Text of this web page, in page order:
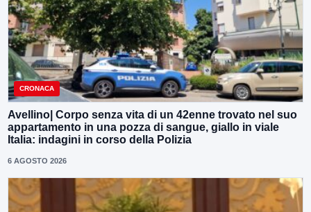
CRONACA
Avellino| Corpo senza vita di un 42enne trovato nel suo
appartamento in una pozza di sangue, giallo in viale
Italia: indagini in corso della Polizia
6 AGOSTO 2026